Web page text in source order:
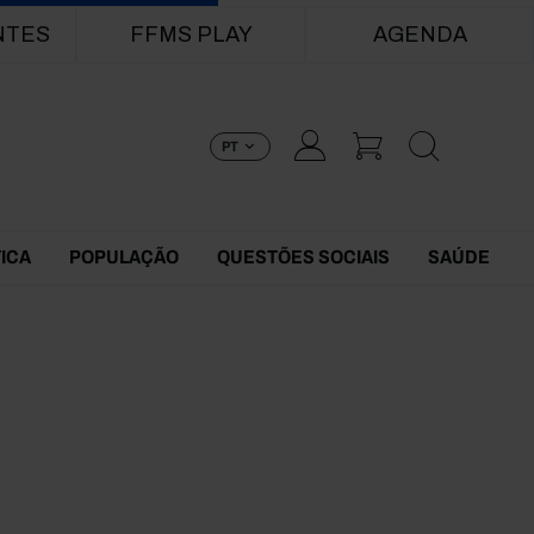
FFMS PLAY AGENDA
PT
POPULAÇÃO QUESTÕES SOCIAIS SAÚDE